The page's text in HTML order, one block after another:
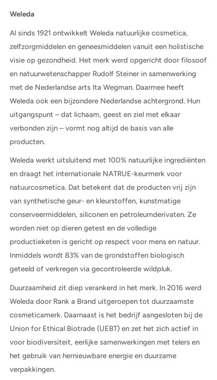
Weleda
Al sinds 1921 ontwikkelt Weleda natuurlijke cosmetica,
zelfzorgmiddelen en geneesmiddelen vanuit een holistische
visie op gezondheid. Het merk werd opgericht door filosoof
en natuurwetenschapper Rudolf Steiner in samenwerking
met de Nederlandse arts Ita Wegman. Daarmee heeft
Weleda ook een bijzondere Nederlandse achtergrond. Hun
uitgangspunt – dat lichaam, geest en ziel met elkaar
verbonden zijn – vormt nog altijd de basis van alle
producten.
Weleda werkt uitsluitend met 100% natuurlijke ingrediënten
en draagt het internationale NATRUE-keurmerk voor
natuurcosmetica. Dat betekent dat de producten vrij zijn
van synthetische geur- en kleurstoffen, kunstmatige
conserveermiddelen, siliconen en petroleumderivaten. Ze
worden niet op dieren getest en de volledige
productieketen is gericht op respect voor mens en natuur.
Inmiddels wordt 83% van de grondstoffen biologisch
geteeld of verkregen via gecontroleerde wildpluk.
Duurzaamheid zit diep verankerd in het merk. In 2016 werd
Weleda door Rank a Brand uitgeroepen tot duurzaamste
cosmeticamerk. Daarnaast is het bedrijf aangesloten bij de
Union for Ethical Biotrade (UEBT) en zet het zich actief in
voor biodiversiteit, eerlijke samenwerkingen met telers en
het gebruik van hernieuwbare energie en duurzame
verpakkingen.